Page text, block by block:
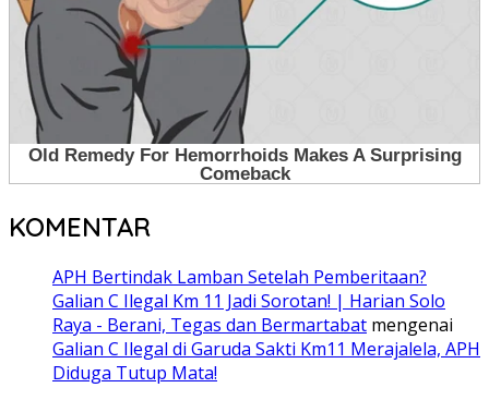
KOMENTAR
APH Bertindak Lamban Setelah Pemberitaan?
Galian C Ilegal Km 11 Jadi Sorotan! | Harian Solo
Raya - Berani, Tegas dan Bermartabat mengenai
Galian C Ilegal di Garuda Sakti Km11 Merajalela, APH
Diduga Tutup Mata!